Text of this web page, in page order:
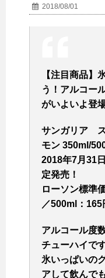
2018/08/01
【注目商品】
う！アルコー
がいよいよ登
サンガリア
モン 350ml/
2018年7月31
定発売！
ローソン標準
／500ml：165
アルコール度
チューハイです
氷いっぱいの
アして飲んで